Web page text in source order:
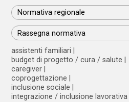
Normativa regionale
Rassegna normativa
assistenti familiari
budget di progetto / cura / salute
caregiver
coprogettazione
inclusione sociale
integrazione / inclusione lavorativa